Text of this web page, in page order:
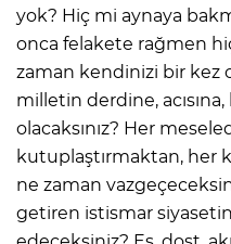
yok? Hiç mi aynaya
onca felakete rağmen
zaman kendinizi bir kez
milletin derdine,
olacaksınız? Her
kutuplaştırmaktan, her
ne zaman
getiren istismar